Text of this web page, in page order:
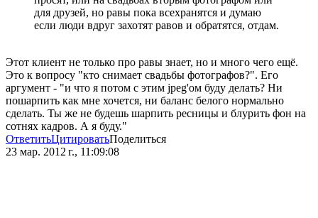
для друзей, но равы пока всехранятся и думаю
если люди вдруг захотят равов и обратятся, отдам.
Этот клиент не только про равы знает, но и много чего ещё.
Это к вопросу "кто снимает свадьбы фотографов?". Его
аргумент - "и что я потом с этим jpeg'ом буду делать? Ни
пошарпить как мне хочется, ни баланс белого нормально
сделать. Ты же не будешь шарпить ресницы и блурить фон на
сотнях кадров. А я буду."
ОтветитьЦитироватьПоделиться
23 мар. 2012 г., 11:09:08